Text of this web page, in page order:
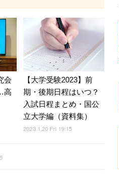
会
高
【大学受験2023】前
期・後期日程はいつ？
入試日程まとめ・国公
立大学編（資料集）
2023.1.20 Fri 19:15